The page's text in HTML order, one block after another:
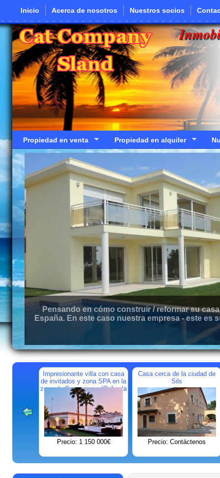
Pasar al contenido principal
Inicio Acerca de nosotros Nuestros socios
Propiedad en venta Propiedad en alquiler
Pensando en cómo construir / reformar su
España. En este caso nuestra empresa - este es
Impresionante villa con casa
de invitados y zona SPA en la
zona de Campoamor (Orihuela
Costa)
Precio: 1 150 000€
Casa cerca de la ciudad de
Sils
Precio: Contáctenos